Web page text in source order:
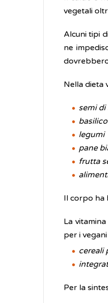
vegetali
Alcuni tipi
ne
Nella dieta
semi di
basilico
legumi
pane
frutta
Il corpo ha
La
per i
cereali
Per la